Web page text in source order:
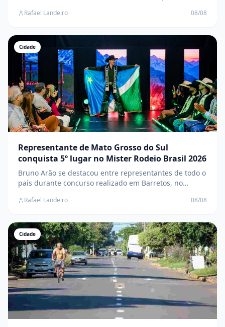
Rafael Landeiro 08/08
Cidade
Representante de Mato Grosso do Sul
conquista 5º lugar no Mister Rodeio Brasil 2026
Bruno Arão se destacou entre representantes de todo o
país durante concurso realizado em Barretos, no
Rafael Landeiro 08/08
Cidade